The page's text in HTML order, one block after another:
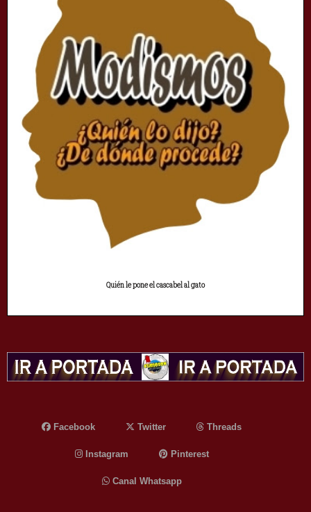
Quién le pone el cascabel al gato
Facebook Twitter Threads
Instagram Pinterest
Canal Whatsapp